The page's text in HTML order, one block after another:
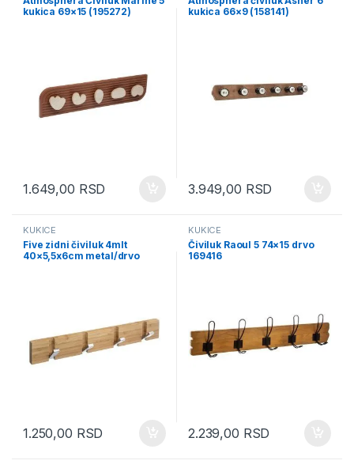
kukica 69×15 (195272)
1.649,00 RSD
kukica 66×9 (158141)
3.949,00 RSD
KUKICE
Five zidni čiviluk 4mlt
40×5,5x6cm metal/drvo
1.250,00 RSD
KUKICE
Čiviluk Raoul 5 74×15 drvo
169416
2.239,00 RSD